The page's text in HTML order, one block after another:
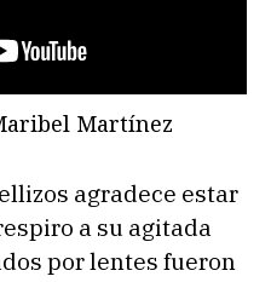
Martínez
agradece estar
a su agitada
por lentes fueron